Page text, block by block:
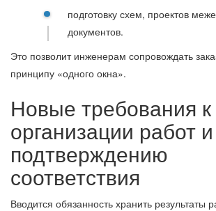
подготовку схем, проектов
документов.
Это позволит инженерам сопровождать
принципу «одного окна».
Новые требования к
организации работ и
подтверждению
соответствия
Вводится обязанность хранить результаты